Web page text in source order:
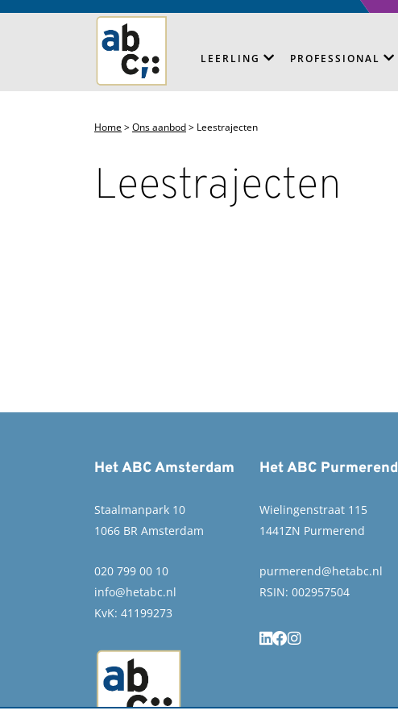
LEERLING PROFESSIONAL
Home>Ons aanbod> Leestrajecten
Leestrajecten
Het ABC Amsterdam
Staalmanpark 10
1066 BR Amsterdam
020 799 00 10
info@hetabc.nl
KvK: 41199273
Het ABC Purmerend
Wielingenstraat 115
1441ZN Purmerend
purmerend@hetabc.nl
RSIN: 002957504